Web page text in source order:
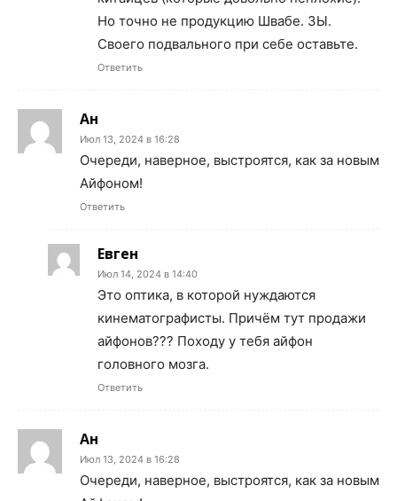
Но точно не продукцию Швабе. ЗЫ.
Своего подвального при себе оставьте.
Ответить
Ан
Июл 13, 2024 в 16:28
Очереди, наверное, выстроятся, как за новым
Айфоном!
Ответить
Евген
Июл 14, 2024 в 14:40
Это оптика, в которой нуждаются
кинематографисты. Причём тут продажи
айфонов??? Походу у тебя айфон
головного мозга.
Ответить
Ан
Июл 13, 2024 в 16:28
Очереди, наверное, выстроятся, как за новым